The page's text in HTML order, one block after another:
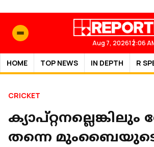
Aug 7, 202612:06
HOME TOP NEWS IN DEPTH R
CRICKET
തന്നെ